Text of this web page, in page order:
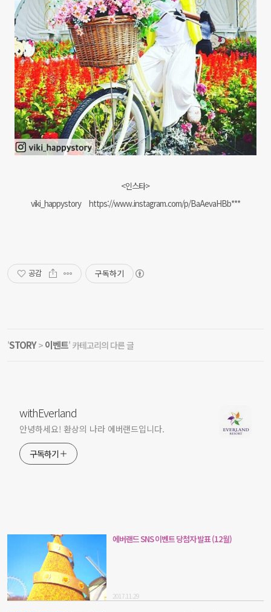
<인스타>
viki_happystory
https://www.instagram.com/p/BaAevaHBb***
공감 구독하기
'STORY> 이벤트' 카테고리의 다른 글
withEverland
안녕하세요! 환상의 나라 에버랜드입니다.
구독하기
에버랜드 SNS 이벤트 당첨자 발표 (12월)
2017.11.29